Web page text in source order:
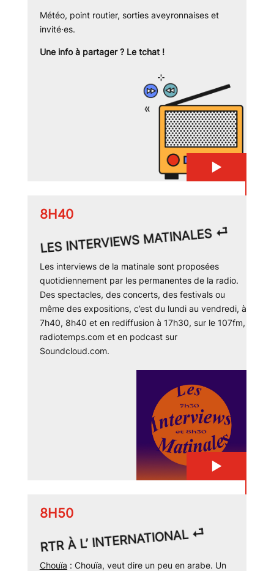
Météo, point routier, sorties aveyronnaises et
invité·es.
Une info à partager ? Le tchat !
▶
8H40
LES INTERVIEWS MATINALES ⏎
Les interviews de la matinale sont proposées
quotidiennement par les permanentes de la radio.
Des spectacles, des concerts, des festivals ou
même des expositions, c’est du lundi au vendredi, à
7h40, 8h40 et en rediffusion à 17h30, sur le 107fm,
radiotemps.com et en podcast sur
Soundcloud.com.
▶
8H50
RTR À L’ INTERNATIONAL ⏎
Chouïa : Chouïa, veut dire un peu en arabe. Un